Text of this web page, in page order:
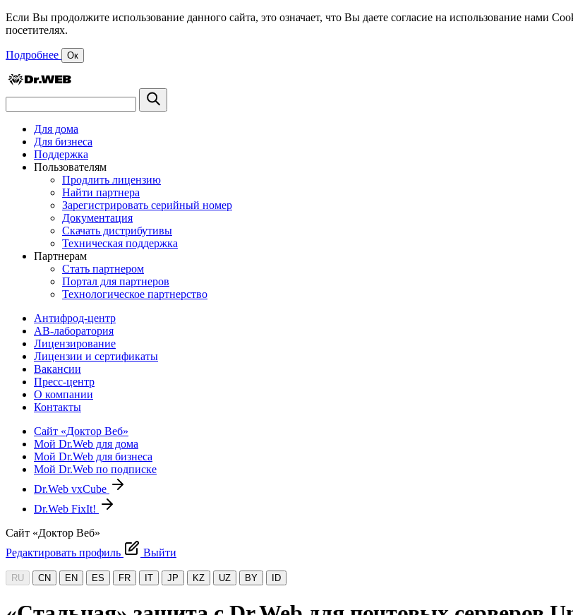
Если Вы продолжите использование данного сайта, это означает, что Вы даете согласие на использование нами
посетителях.
Подробнее Ок
Для дома
Для бизнеса
Поддержка
Пользователям
Продлить лицензию
Найти партнера
Зарегистрировать серийный номер
Документация
Скачать дистрибутивы
Техническая поддержка
Партнерам
Стать партнером
Портал для партнеров
Технологическое партнерство
Антифрод-центр
АВ-лаборатория
Лицензирование
Лицензии и сертификаты
Вакансии
Пресс-центр
О компании
Контакты
Сайт «Доктор Веб»
Мой Dr.Web для дома
Мой Dr.Web для бизнеса
Мой Dr.Web по подписке
Dr.Web vxCube
Dr.Web FixIt!
Сайт «Доктор Веб»
Редактировать профиль
Выйти
RU CN EN ES FR IT JP KZ UZ BY ID